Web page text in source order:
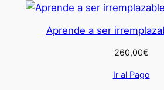
Aprende a ser
260,00€
Ir al Pago